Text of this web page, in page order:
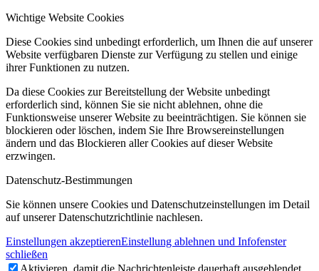
Wichtige Website Cookies
Diese Cookies sind unbedingt erforderlich, um Ihnen die auf unserer
Website verfügbaren Dienste zur Verfügung zu stellen und einige
ihrer Funktionen zu nutzen.
Da diese Cookies zur Bereitstellung der Website unbedingt
erforderlich sind, können Sie sie nicht ablehnen, ohne die
Funktionsweise unserer Website zu beeinträchtigen. Sie können sie
blockieren oder löschen, indem Sie Ihre Browsereinstellungen
ändern und das Blockieren aller Cookies auf dieser Website
erzwingen.
Datenschutz-Bestimmungen
Sie können unsere Cookies und Datenschutzeinstellungen im Detail
auf unserer Datenschutzrichtlinie nachlesen.
Einstellungen akzeptierenEinstellung ablehnen und Infofenster
schließen
Aktivieren, damit die Nachrichtenleiste dauerhaft ausgeblendet